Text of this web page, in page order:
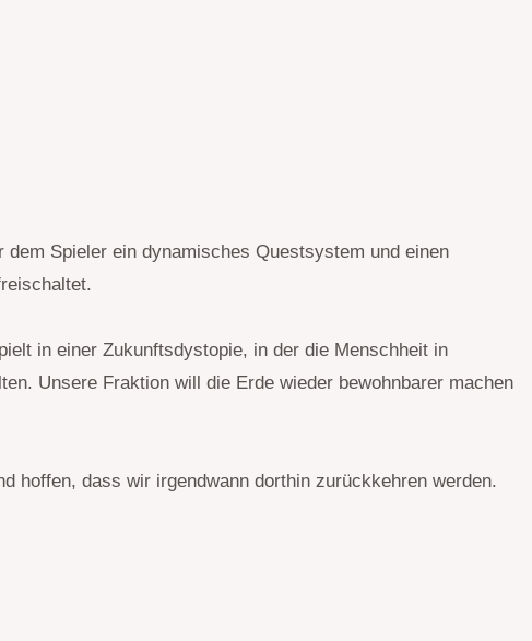
Spieler ein dynamisches Questsystem und einen
in einer Zukunftsdystopie, in der die Menschheit in
Unsere Fraktion will die Erde wieder bewohnbarer machen
hoffen, dass wir irgendwann dorthin zurückkehren werden.